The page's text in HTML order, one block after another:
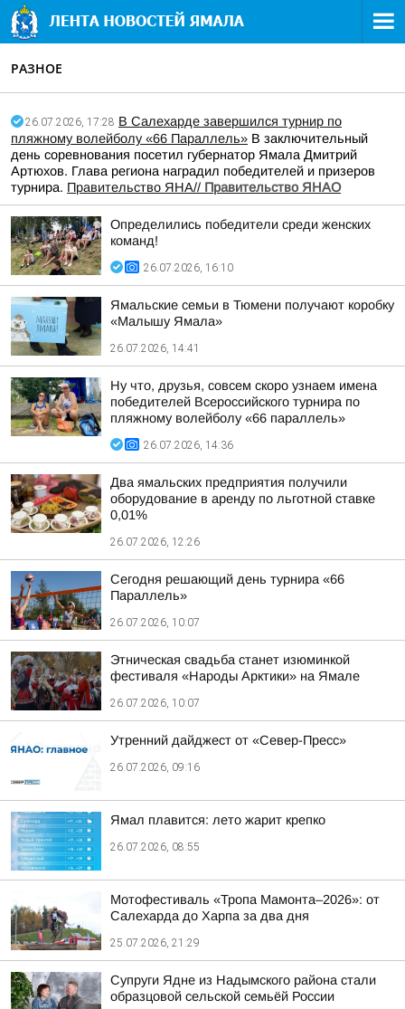
РАЗНОЕ
26.07.2026, 17:28 В Салехарде завершился турнир по
пляжному волейболу «66 Параллель» В заключительный
день соревнования посетил губернатор Ямала Дмитрий
Артюхов. Глава региона наградил победителей и призеров
турнира. Правительство ЯНА// Правительство ЯНАО
Определились победители среди женских
команд!
26.07.2026, 16:10
Ямальские семьи в Тюмени получают коробку
«Малышу Ямала»
26.07.2026, 14:41
Ну что, друзья, совсем скоро узнаем имена
победителей Всероссийского турнира по
пляжному волейболу «66 параллель»
26.07.2026, 14:36
Два ямальских предприятия получили
оборудование в аренду по льготной ставке
0,01%
26.07.2026, 12:26
Сегодня решающий день турнира «66
Параллель»
26.07.2026, 10:07
Этническая свадьба станет изюминкой
фестиваля «Народы Арктики» на Ямале
26.07.2026, 10:07
Утренний дайджест от «Север-Пресс»
26.07.2026, 09:16
Ямал плавится: лето жарит крепко
26.07.2026, 08:55
Мотофестиваль «Тропа Мамонта–2026»: от
Салехарда до Харпа за два дня
25.07.2026, 21:29
Супруги Ядне из Надымского района стали
образцовой сельской семьёй России